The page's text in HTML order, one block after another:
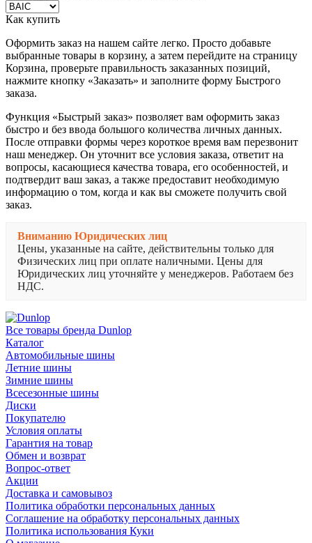
Как купить
Оформить заказ на нашем сайте легко. Просто добавьте
выбранные товары в корзину, а затем перейдите на страницу
Корзина, проверьте правильность заказанных позиций,
нажмите кнопку «Заказать» и заполните форму Быстрого
заказа.
Функция «Быстрый заказ» позволяет вам оформить заказ
быстро и без ввода большого количества личных данных.
После отправки формы через короткое время вам перезвонит
наш менеджер. Он уточнит все условия заказа, ответит на
вопросы, касающиеся качества товара, его особенностей, и
подтвердит ваш заказ, а также предоставит необходимую
информацию о том, когда и как вы сможете получить свой
заказ.
Вниманию Юридических лиц
Цены, указанные на сайте, действительны только для
Физических лиц при оплате наличными. Цены для
Юридических лиц уточняйте у менеджеров. Работаем без
НДС.
Все товары бренда Dunlop
Каталог
Автомобильные шины
Летние шины
Зимние шины
Всесезонные шины
Диски
Покупателю
Условия оплаты
Гарантия на товар
Обмен и возврат
Вопрос-ответ
Акции
Доставка и самовывоз
Политика обработки персональных данных
Соглашение на обработку персональных данных
Политика использования Куки